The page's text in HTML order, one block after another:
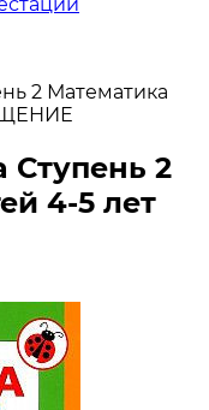
2 Математика
Ступень 2
4-5 лет